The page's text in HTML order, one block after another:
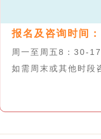
报名及咨询时间：
周一至周五8：30-
如需周末或其他时段